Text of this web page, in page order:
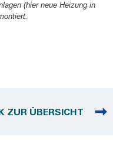
(hier neue Hei­zung in
ZUR ÜBERSICHT